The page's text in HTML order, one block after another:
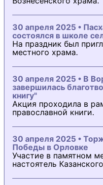
30 апреля 2025 •
состоялся в школе
На праздник был
местного храма.
30 апреля 2025 • В
завершилась
книгу"
Акция проходила в
православной книги.
30 апреля 2025 •
Победы в Орловке
Участие в памятном
настоятель